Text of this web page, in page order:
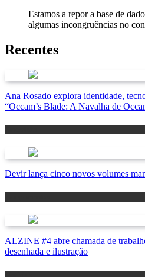
Estamos a repor a base de
algumas incongruências no
Recentes
Ana Rosado explora identidade,
“Occam’s Blade: A Navalha de
Devir lança cinco novos volumes
ALZINE #4 abre chamada de
desenhada e ilustração